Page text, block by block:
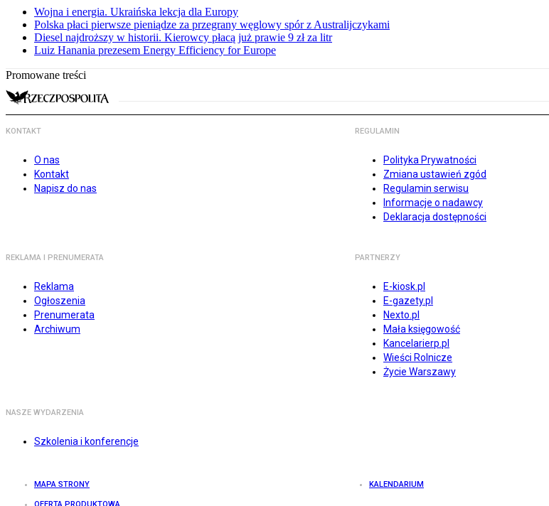
Wojna i energia. Ukraińska lekcja dla Europy
Polska płaci pierwsze pieniądze za przegrany węglowy spór z Australijczykami
Diesel najdroższy w historii. Kierowcy płacą już prawie 9 zł za litr
Luiz Hanania prezesem Energy Efficiency for Europe
Promowane treści
KONTAKT
O nas
Kontakt
Napisz do nas
REGULAMIN
Polityka Prywatności
Zmiana ustawień zgód
Regulamin serwisu
Informacje o nadawcy
Deklaracja dostępności
REKLAMA I PRENUMERATA
Reklama
Ogłoszenia
Prenumerata
Archiwum
PARTNERZY
E-kiosk.pl
E-gazety.pl
Nexto.pl
Mała księgowość
Kancelarierp.pl
Wieści Rolnicze
Życie Warszawy
NASZE WYDARZENIA
Szkolenia i konferencje
MAPA STRONY KALENDARIUM